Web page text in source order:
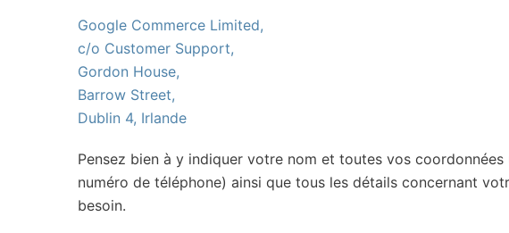
Google Commerce Limited,
c/o Customer Support,
Gordon House,
Barrow Street,
Dublin 4, Irlande
Pensez bien à y indiquer votre nom et toutes vos
numéro de téléphone) ainsi que tous les détails concernant
besoin.